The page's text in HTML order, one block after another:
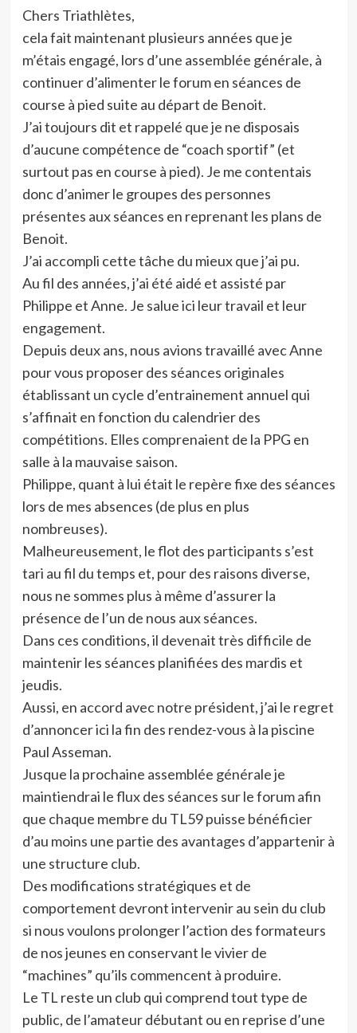
Chers Triathlètes,
cela fait maintenant plusieurs années que je
m’étais engagé, lors d’une assemblée générale, à
continuer d’alimenter le forum en séances de
course à pied suite au départ de Benoit.
J’ai toujours dit et rappelé que je ne disposais
d’aucune compétence de “coach sportif” (et
surtout pas en course à pied). Je me contentais
donc d’animer le groupes des personnes
présentes aux séances en reprenant les plans de
Benoit.
J’ai accompli cette tâche du mieux que j’ai pu.
Au fil des années, j’ai été aidé et assisté par
Philippe et Anne. Je salue ici leur travail et leur
engagement.
Depuis deux ans, nous avions travaillé avec Anne
pour vous proposer des séances originales
établissant un cycle d’entrainement annuel qui
s’affinait en fonction du calendrier des
compétitions. Elles comprenaient de la PPG en
salle à la mauvaise saison.
Philippe, quant à lui était le repère fixe des séances
lors de mes absences (de plus en plus
nombreuses).
Malheureusement, le flot des participants s’est
tari au fil du temps et, pour des raisons diverse,
nous ne sommes plus à même d’assurer la
présence de l’un de nous aux séances.
Dans ces conditions, il devenait très difficile de
maintenir les séances planifiées des mardis et
jeudis.
Aussi, en accord avec notre président, j’ai le regret
d’annoncer ici la fin des rendez-vous à la piscine
Paul Asseman.
Jusque la prochaine assemblée générale je
maintiendrai le flux des séances sur le forum afin
que chaque membre du TL59 puisse bénéficier
d’au moins une partie des avantages d’appartenir à
une structure club.
Des modifications stratégiques et de
comportement devront intervenir au sein du club
si nous voulons prolonger l’action des formateurs
de nos jeunes en conservant le vivier de
“machines” qu’ils commencent à produire.
Le TL reste un club qui comprend tout type de
public, de l’amateur débutant ou en reprise d’une